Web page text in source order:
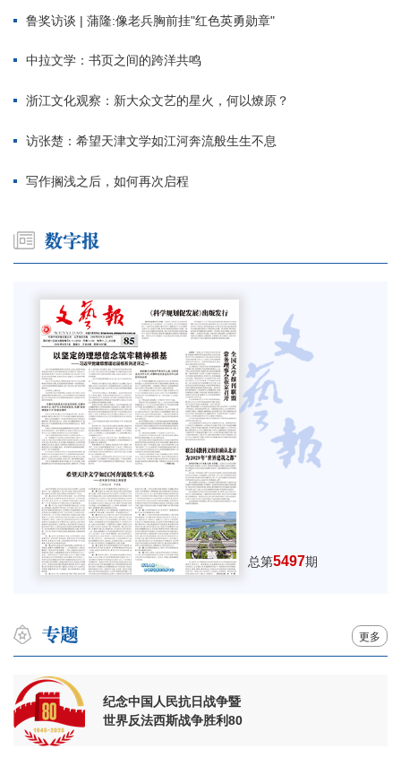
鲁奖访谈 | 蒲隆:像老兵胸前挂"红色英勇勋章"
中拉文学：书页之间的跨洋共鸣
浙江文化观察：新大众文艺的星火，何以燎原？
访张楚：希望天津文学如江河奔流般生生不息
写作搁浅之后，如何再次启程
总第5497期
更多
纪念中国人民抗日战争暨
世界反法西斯战争胜利80